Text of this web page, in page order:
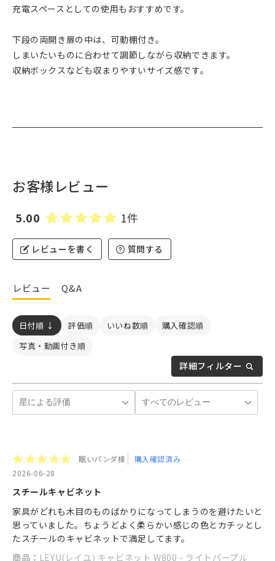
充電スペースとしての使用もおすすめです。
下段の両開き扉の中は、可動棚付き。
しまいたいものに合わせて調節しながら収納できます。
収納ボックスなども収まりやすいサイズ感です。
お客様レビュー
5.00 1件
レビューを書く 質問する
レビュー Q&A
詳細フィルター
日付順 ↓ 評価順 いいね数順
購入確認順
写真・動画付き順
眠いパンダ様
購入確認済み
2026-06-28
スチールキャビネット
家具がどれも木目のものばかりになってしまうのを避けたいと
思っていました。ちょうどよく柔らかい感じの色とカチッとし
たスチールのキャビネットで満足してます。
商品： LEYU(レイユ) キャビネット W800 - ライトパープル